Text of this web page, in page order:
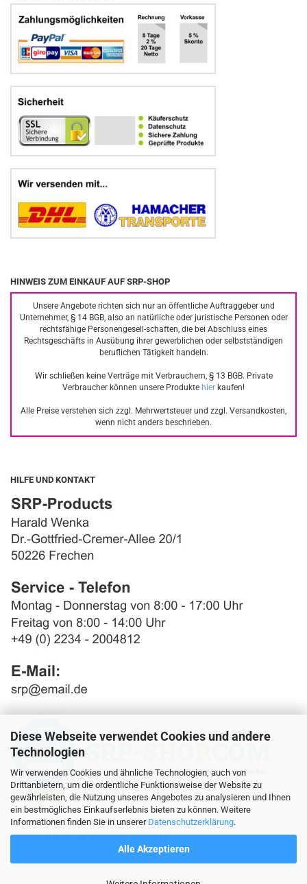
Diese Webseite verwendet Cookies und andere
Technologien
Wir verwenden Cookies und ähnliche Technologien, auch von
Drittanbietern, um die ordentliche Funktionsweise der Website zu
gewährleisten, die Nutzung unseres Angebotes zu analysieren und Ihnen
ein bestmögliches Einkaufserlebnis bieten zu können. Weitere
Informationen finden Sie in unserer Datenschutzerklärung.
Alle Akzeptieren
HINWEIS ZUM EINKAUF AUF SRP-SHOP
Unsere Angebote richten sich nur an öffentliche Auftraggeber und
Unternehmer, § 14 BGB, also an natürliche oder juristische Personen oder
rechtsfähige Personengesell-schaften, die bei Abschluss eines
Rechtsgeschäfts in Ausübung ihrer gewerblichen oder selbstständigen
beruflichen Tätigkeit handeln.
Wir schließen keine Verträge mit Verbrauchern, § 13 BGB. Private
Verbraucher können unsere Produkte hier kaufen!
Alle Preise verstehen sich zzgl. Mehrwertsteuer und zzgl. Versandkosten,
wenn nicht anders beschrieben.
HILFE UND KONTAKT
Fallschutzplatten für öffentliche Spielplätze